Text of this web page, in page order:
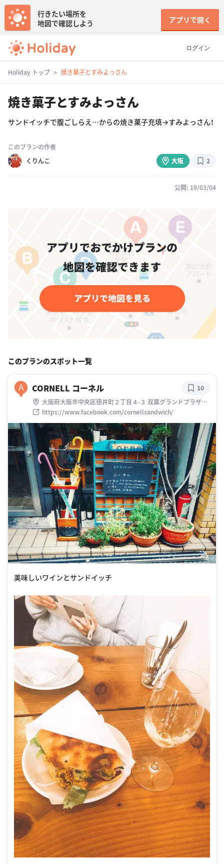
ログイン
行きたい場所を
地図で確認しよう
アプリで開く
Holiday トップ 焼き菓子とすみよっさん
焼き菓子とすみよっさん
サンドイッチで腹ごしらえ…からの焼き菓子充填→すみよっさん！
このプランの作者
くりんこ
大阪 2
公開: 19/03/04
このプランのスポット一覧
A CORNELL コーネル
大阪府大阪市中央区徳井町２丁目４-３ 双葉グランドプラザ
105, Chuo
https://www.facebook.com/cornellsandwich/
10
美味しいワインとサンドイッチ